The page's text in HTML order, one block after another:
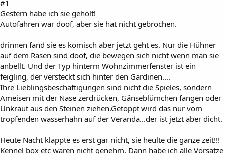
#1
Gestern habe ich sie geholt!
Autofahren war doof, aber sie hat nicht gebrochen.
drinnen fand sie es komisch aber jetzt geht es. Nur die Hühner
auf dem Rasen sind doof, die bewegen sich nicht wenn man sie
anbellt. Und der Typ hinterm Wohnzimmerfenster ist ein
feigling, der versteckt sich hinter den Gardinen....
Ihre Lieblingsbeschäftigungen sind nicht die Spieles, sondern
Ameisen mit der Nase zerdrücken, Gänseblümchen fangen oder
Unkraut aus den Steinen ziehen.Getoppt wird das nur vom
tropfenden wasserhahn auf der Veranda...der ist jetzt aber dicht.
Heute Nacht klappte es erst gar nicht, sie heulte die ganze zeit!!!
Kennel box etc waren nicht genehm. Dann habe ich alle Vorsätze